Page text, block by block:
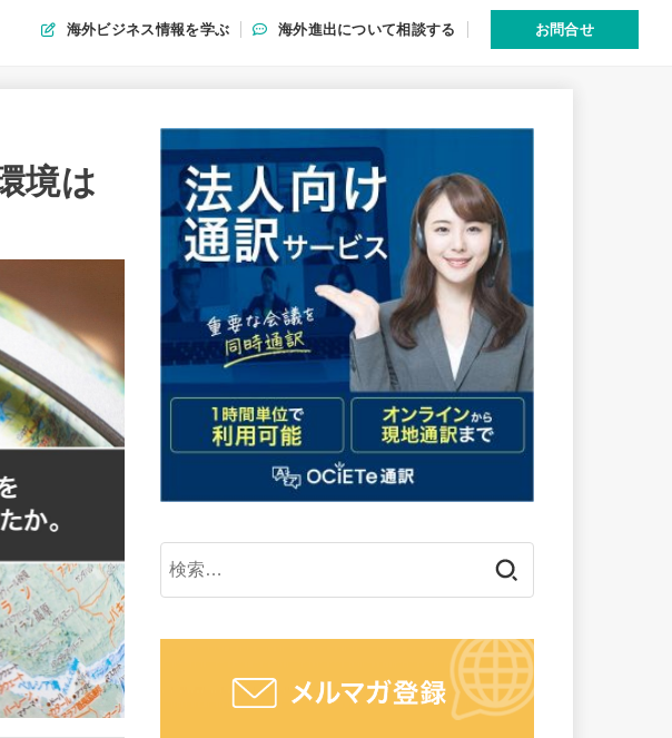
海外ビジネス情報を学ぶ 海外進出について相談する お問合せ
境は